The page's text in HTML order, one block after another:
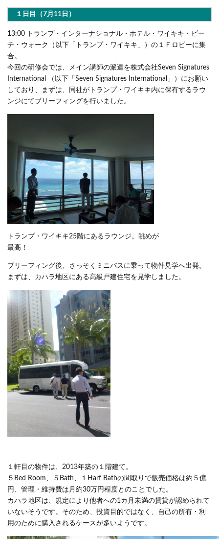
１日目（7月11日）
13:00 トランプ・インターナショナル・ホテル・ワイキキ・ビー
チ・ウォーク（以下「トランプ・ワイキキ」）の１Ｆロビーに集
合。
今回の研修会では、メイン講師の派遣を株式会社Seven Signatures
International （以下「Seven Signatures International」）にお願い
しており、まずは、同社がトランプ・ワイキキ内に保有するラウ
ンジにてブリーフィングを行いました。
トランプ・ワイキキ25階にあるラウンジ。眺めが
最高！
ブリーフィング後、さっそくミニバスに乗って物件見学へ出発。
まずは、カハラ地区にある高級戸建住宅を見学しました。
１軒目の物件は、2013年築の１階建て。
５Bed Room、５Bath、１Harf Bathの間取りで販売価格は約５億
円、管理・維持費は月約30万円程度とのことでした。
カハラ地区は、規定により他者への1カ月未満の賃貸が認められて
いないそうです。そのため、投資目的ではなく、自己の所有・利
用のために購入されるケースが多いようです。